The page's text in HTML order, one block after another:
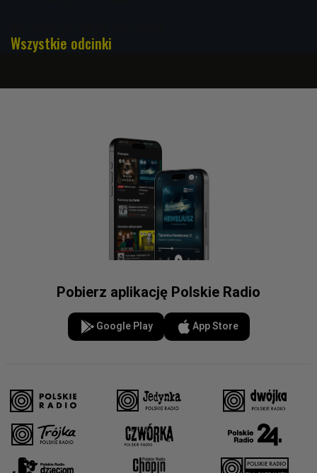
Wszystkie odcinki
Pobierz aplikację Polskie Radio
Google Play App Store